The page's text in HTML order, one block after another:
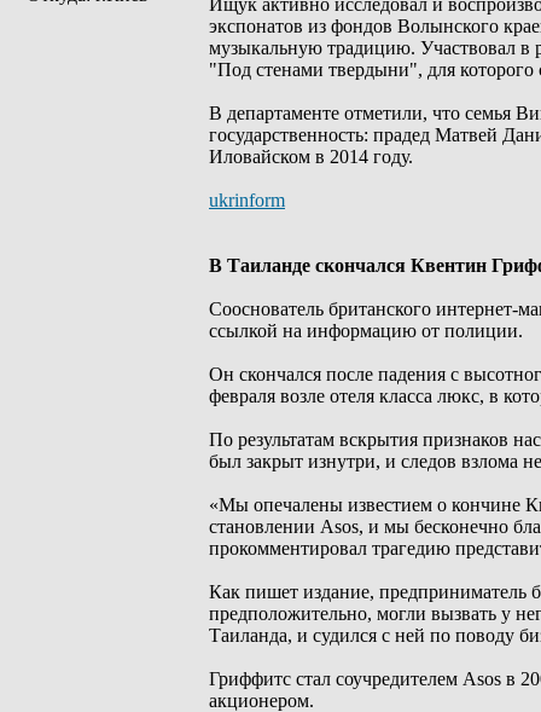
Ищук активно исследовал и
экспонатов из фондов Волынского
музыкальную традицию. Участвовал в
"Под стенами твердыни", для которого
В департаменте отметили, что семья
государственность: прадед Матвей
Иловайском в 2014 году.
ukrinform
В Таиланде скончался Квентин
Сооснователь британского интернет-
ссылкой на информацию от полиции.
Он скончался после падения с
февраля возле отеля класса люкс, в
По результатам вскрытия признаков
был закрыт изнутри, и следов взлома
«Мы опечалены известием о кончине
становлении Asos, и мы бесконечно
прокомментировал трагедию
Как пишет издание, предприниматель
предположительно, могли вызвать у
Таиланда, и судился с ней по поводу
Гриффитс стал соучредителем Asos в
акционером.